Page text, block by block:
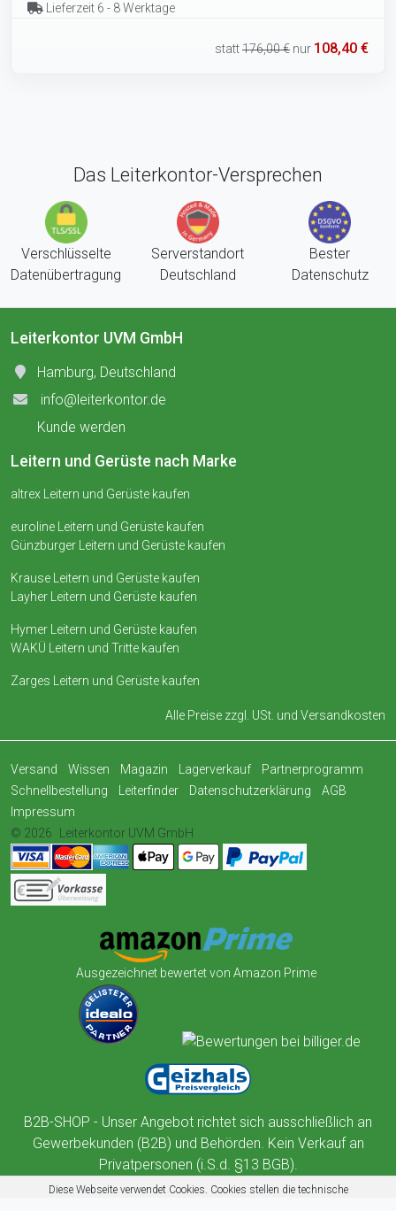
Lieferzeit 6 - 8 Werktage
statt176,00 € nur 108,40 €
Das Leiterkontor-Versprechen
Verschlüsselte
Datenübertragung
Serverstandort
Deutschland
Bester
Datenschutz
Leiterkontor UVM GmbH
Hamburg, Deutschland
info@leiterkontor.de
Kunde werden
Leitern und Gerüste nach Marke
altrex Leitern und Gerüste kaufen
euroline Leitern und Gerüste kaufen
Günzburger Leitern und Gerüste kaufen
Krause Leitern und Gerüste kaufen
Layher Leitern und Gerüste kaufen
Hymer Leitern und Gerüste kaufen
WAKÜ Leitern und Tritte kaufen
Zarges Leitern und Gerüste kaufen
Alle Preise zzgl. USt. und Versandkosten
Versand Wissen Magazin Lagerverkauf
Partnerprogramm
Schnellbestellung
Leiterfinder Datenschutzerklärung
AGB
Impressum
© 2026
Leiterkontor UVM GmbH
Ausgezeichnet bewertet von Amazon Prime
B2B-SHOP - Unser Angebot richtet sich ausschließlich an
Gewerbekunden (B2B) und Behörden. Kein Verkauf an
Privatpersonen (i.S.d. §13 BGB).
Diese Webseite verwendet Cookies. Cookies stellen die technische